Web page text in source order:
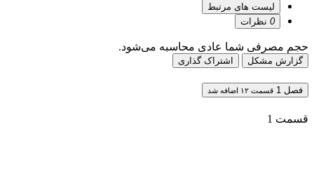
لیست های مرتبط
0 نظرات
حجم مصرفی شما عادی محاسبه می‌شود.
گزارش مشکل اشتراک گذاری
فصل 1 قسمت ۱۲ اضافه شد
قسمت 1